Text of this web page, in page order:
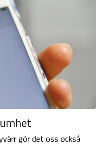
gör det oss också